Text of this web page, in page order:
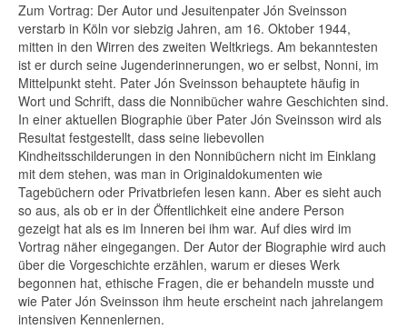
Zum Vortrag: Der Autor und Jesuitenpater Jón Sveinsson
verstarb in Köln vor siebzig Jahren, am 16. Oktober 1944,
mitten in den Wirren des zweiten Weltkriegs. Am bekanntesten
ist er durch seine Jugenderinnerungen, wo er selbst, Nonni, im
Mittelpunkt steht. Pater Jón Sveinsson behauptete häufig in
Wort und Schrift, dass die Nonnibücher wahre Geschichten sind.
In einer aktuellen Biographie über Pater Jón Sveinsson wird als
Resultat festgestellt, dass seine liebevollen
Kindheitsschilderungen in den Nonnibüchern nicht im Einklang
mit dem stehen, was man in Originaldokumenten wie
Tagebüchern oder Privatbriefen lesen kann. Aber es sieht auch
so aus, als ob er in der Öffentlichkeit eine andere Person
gezeigt hat als es im Inneren bei ihm war. Auf dies wird im
Vortrag näher eingegangen. Der Autor der Biographie wird auch
über die Vorgeschichte erzählen, warum er dieses Werk
begonnen hat, ethische Fragen, die er behandeln musste und
wie Pater Jón Sveinsson ihm heute erscheint nach jahrelangem
intensiven Kennenlernen.